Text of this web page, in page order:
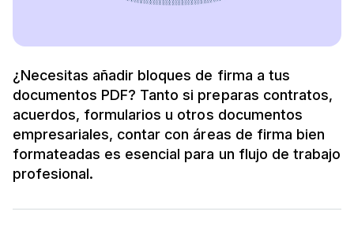
¿Necesitas añadir bloques de firma a tus
documentos PDF? Tanto si preparas contratos,
acuerdos, formularios u otros documentos
empresariales, contar con áreas de firma bien
formateadas es esencial para un flujo de trabajo
profesional.